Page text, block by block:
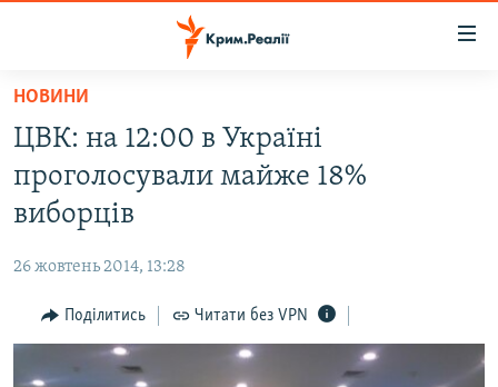
Перейти
основного
матеріалу
Перейти
до
основної
Перейти
до
ВОДА.КРИМ
ВІДЕО ТА ФОТО
БЛОГИ
ПОГЛЯД
НОВИНИ
ЦВК: на 12:00 в Україні
проголосували майже 18%
виборців
26 жовтень 2014, 13:28
Поділитись Читати без VPN